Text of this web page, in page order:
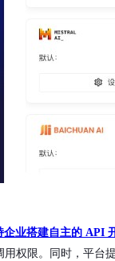
业搭建自主的 API
权限。同时，平台